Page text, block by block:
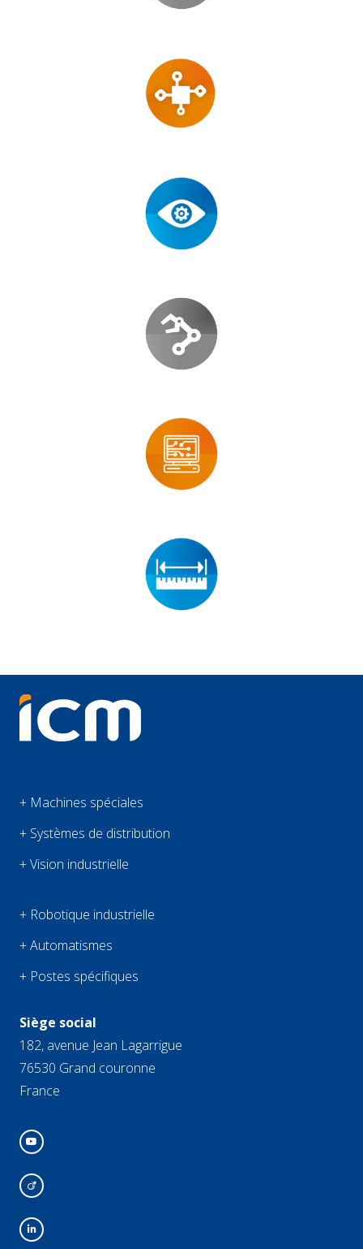
+ Machines spéciales
+ Systèmes de distribution
+ Vision industrielle
+ Robotique industrielle
+ Automatismes
+ Postes spécifiques
Siège social
182, avenue Jean Lagarrigue
76530 Grand couronne
France